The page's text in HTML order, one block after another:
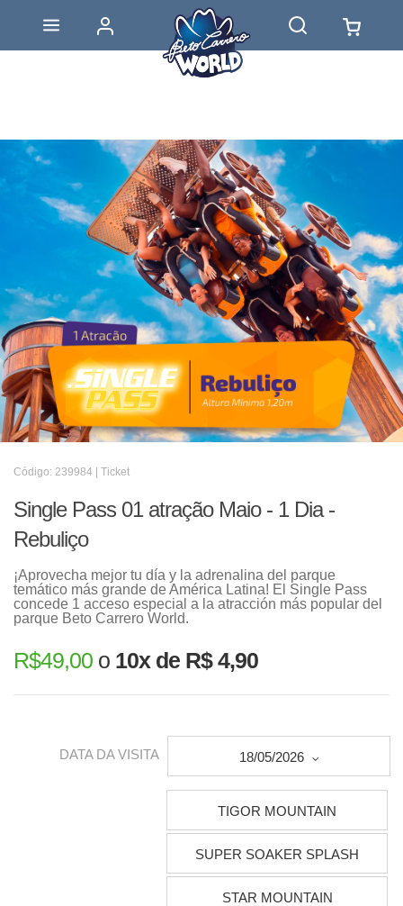
Código: 239984 | Ticket
Single Pass 01 atração Maio - 1 Dia -
Rebuliço
¡Aprovecha mejor tu día y la adrenalina del parque
temático más grande de América Latina! El Single Pass
concede 1 acceso especial a la atracción más popular del
parque Beto Carrero World.
R$49,00 o 10x de R$ 4,90
DATA DA VISITA 18/05/2026
TIGOR MOUNTAIN
SUPER SOAKER SPLASH
STAR MOUNTAIN